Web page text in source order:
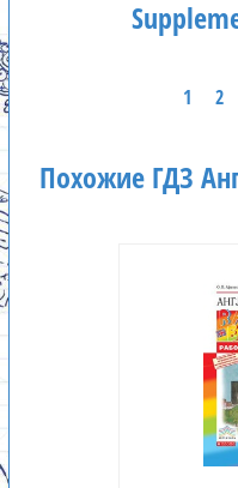
1 2
Похожие ГДЗ